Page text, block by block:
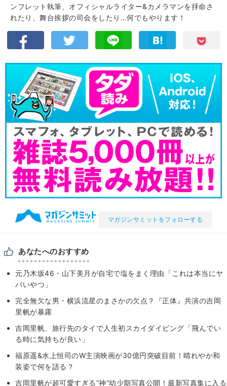
ンフレット執筆、オフィシャルライター&カメラマンを拝命さ
れたり、舞台挨拶の司会をしたり…何でもやります！
マガジンサミットをフォローする
あなたへのおすすめ
元乃木坂46・山下美月が自宅で塩をまく理由「これは本当にヤ
バいやつ」
完全無欠な男・横浜流星のまさかの欠点？『正体』共演の吉岡
里帆が暴露
吉岡里帆、旅行先のタイで人生初スカイダイビング「飛んでい
る時に気持ちが良い」
福原遥&水上恒司のW主演映画が30億円突破目前！晴れやか和
装姿で何を語る？
吉岡里帆が超可愛すぎる“神”幼少期写真公開！最新写真集に入る